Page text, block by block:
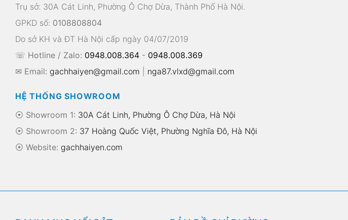
Trụ sở: 30A Cát Linh, Phường Ô Chợ Dừa, Thành Phố Hà Nội.
GPKD số: 0108808804
Do sở KH và ĐT Hà Nội cấp ngày 04/07/2019
☏ Hotline / Zalo: 0948.008.364 - 0948.008.369
✉ Email: gachhaiyen@gmail.com nga87.vlxd@gmail.com
HỆ THỐNG SHOWROOM
⦿ Showroom 1: 30A Cát Linh, Phường Ô Chợ Dừa, Hà Nội
⦿ Showroom 2: 37 Hoàng Quốc Việt, Phường Nghĩa Đô, Hà Nội
⦿ Website: gachhaiyen.com